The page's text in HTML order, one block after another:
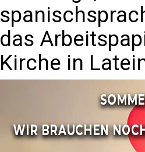
das
Kirche in